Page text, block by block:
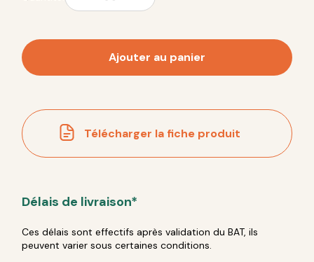
Ajouter au panier
Télécharger la fiche produit
Délais de livraison*
Ces délais sont effectifs après validation du BAT, ils
peuvent varier sous certaines conditions.